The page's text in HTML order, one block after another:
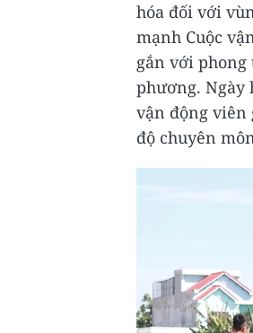
hóa đối với
mạnh Cuộc
gắn với phong
phương. Ngày
vận động
độ chuyên